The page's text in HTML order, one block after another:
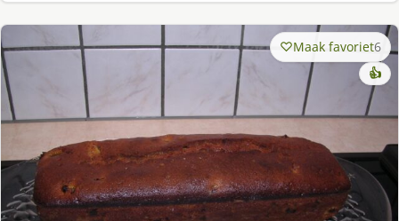
Maak favoriet6
👍